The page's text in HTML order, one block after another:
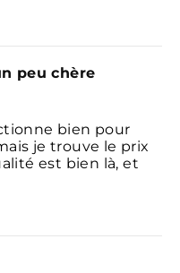
peu chère
bien pour
je trouve le prix
est bien là, et